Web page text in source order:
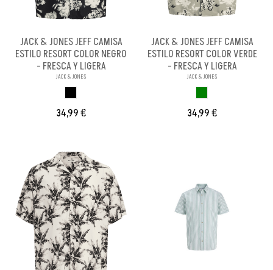
JACK & JONES JEFF CAMISA
ESTILO RESORT COLOR NEGRO
- FRESCA Y LIGERA
JACK & JONES
34,99 €
JACK & JONES JEFF CAMISA
ESTILO RESORT COLOR VERDE
- FRESCA Y LIGERA
JACK & JONES
34,99 €